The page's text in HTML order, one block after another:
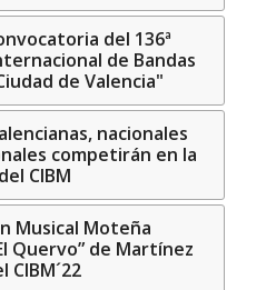
del 136ª
de Bandas
de Valencia"
nacionales
competirán en la
CIBM
Musical Moteña
Quervo” de Martínez
CIBM´22